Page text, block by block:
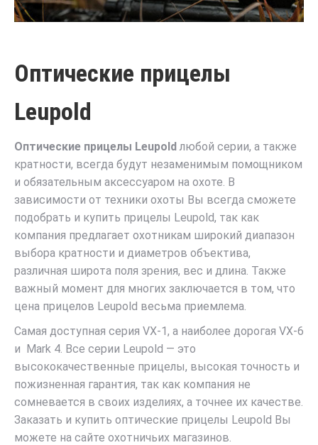
Оптические прицелы
Leupold
Оптические прицелы Leupold любой серии, а также
кратности, всегда будут незаменимым помощником
и обязательным аксессуаром на охоте. В
зависимости от техники охоты Вы всегда сможете
подобрать и купить прицелы Leupold, так как
компания предлагает охотникам широкий диапазон
выбора кратности и диаметров объектива,
различная широта поля зрения, вес и длина. Также
важный момент для многих заключается в том, что
цена прицелов Leupold весьма приемлема.
Самая доступная серия VX-1, а наиболее дорогая VX-6
и Mark 4. Все серии Leupold — это
высококачественные прицелы, высокая точность и
пожизненная гарантия, так как компания не
сомневается в своих изделиях, а точнее их качестве.
Заказать и купить оптические прицелы Leupold Вы
можете на сайте охотничьих магазинов.